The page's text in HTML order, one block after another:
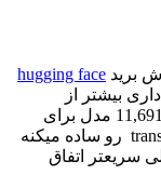
hugging face
بیشتر از
تنسورفلو است! 169,200 مدل برای پایتورچ و 11,691 مدل برای
تنسورفلو! همین ویژگی مطالعات transfer learning رو ساده میکنه
اتفاق